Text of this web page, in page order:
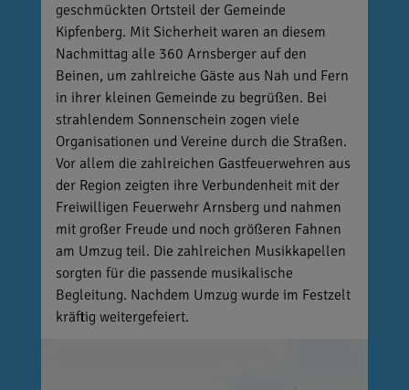
geschmückten Ortsteil der Gemeinde
Kipfenberg. Mit Sicherheit waren an diesem
Nachmittag alle 360 Arnsberger auf den
Beinen, um zahlreiche Gäste aus Nah und Fern
in ihrer kleinen Gemeinde zu begrüßen. Bei
strahlendem Sonnenschein zogen viele
Organisationen und Vereine durch die Straßen.
Vor allem die zahlreichen Gastfeuerwehren aus
der Region zeigten ihre Verbundenheit mit der
Freiwilligen Feuerwehr Arnsberg und nahmen
mit großer Freude und noch größeren Fahnen
am Umzug teil. Die zahlreichen Musikkapellen
sorgten für die passende musikalische
Begleitung. Nachdem Umzug wurde im Festzelt
kräftig weitergefeiert.